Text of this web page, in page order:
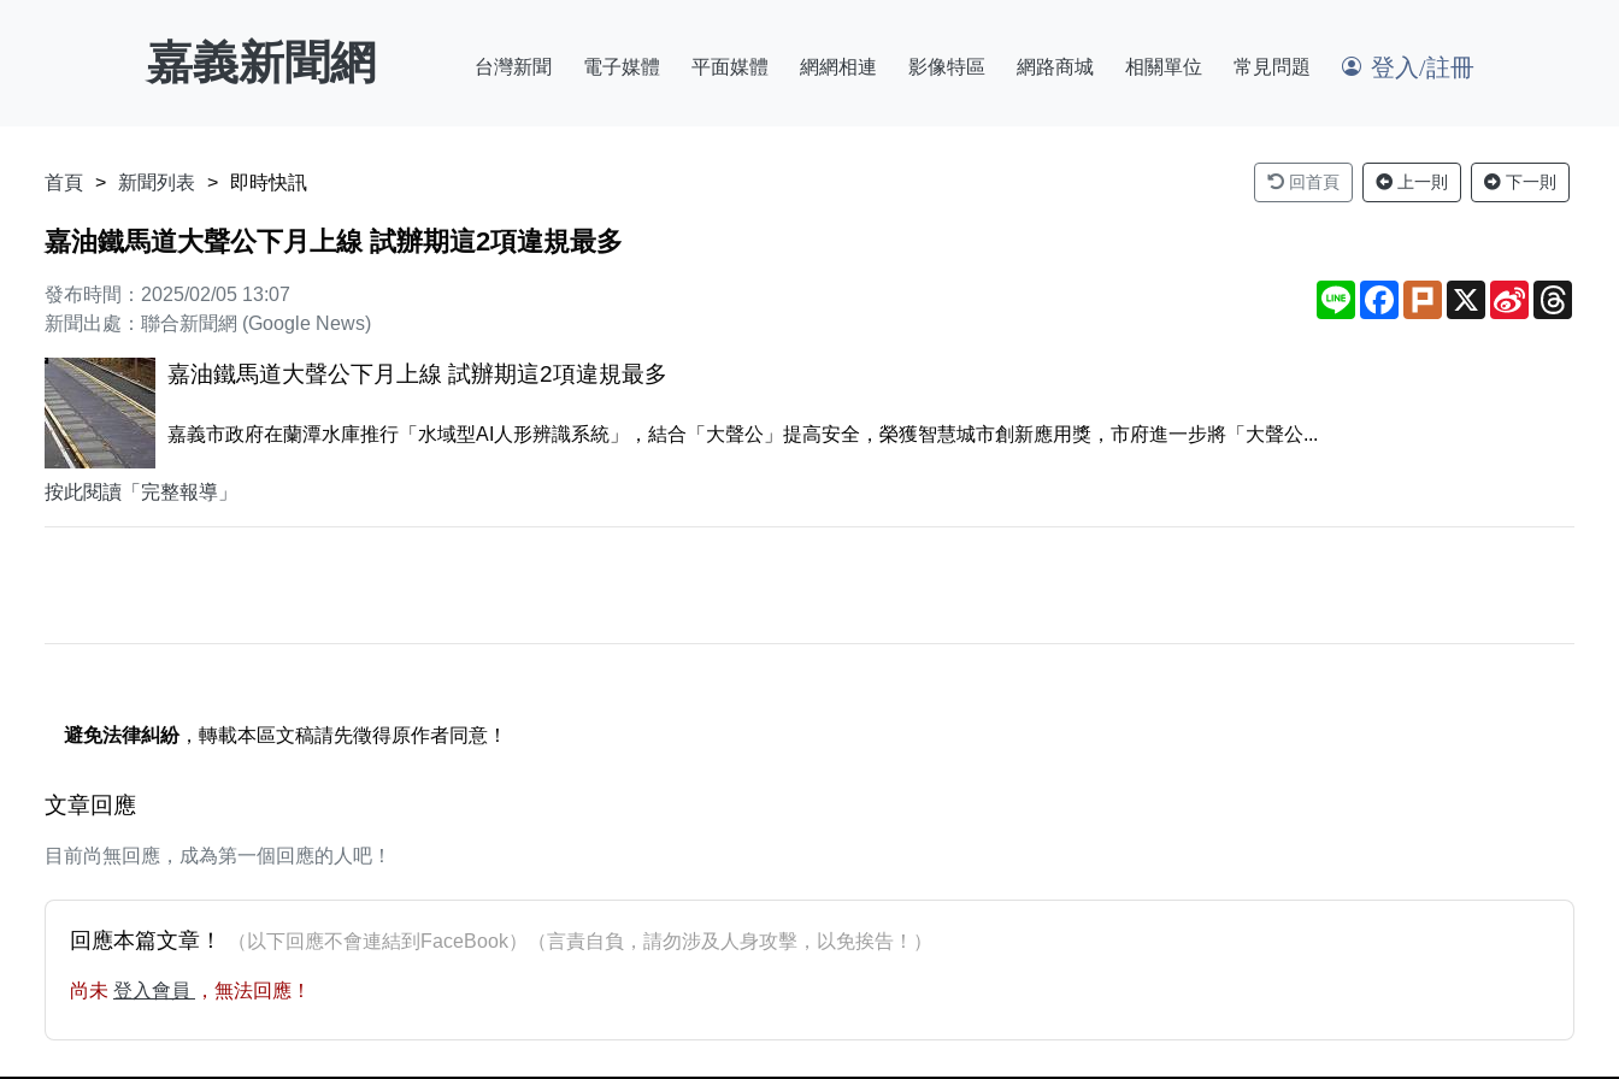
嘉義新聞網 台灣新聞 電子媒體 平面媒體 網網相連 影像特區 網路商城 相關單位 常見問題 登入/註冊
首頁 新聞列表 即時快訊 回首頁 上一則 下一則
嘉油鐵馬道大聲公下月上線 試辦期這2項違規最多
發布時間：2025/02/05 13:07
新聞出處：聯合新聞網 (Google News)
Line Facebook
Plurk X
Sina
Weibo
嘉油鐵馬道大聲公下月上線 試辦期這2項違規最多
嘉義市政府在蘭潭水庫推行「水域型AI人形辨識系統」，結合「大聲公」提高安全，榮獲智慧城市創新應用獎，市府進一步將「大聲公...
按此閱讀「完整報導」
避免法律糾紛，轉載本區文稿請先徵得原作者同意！
文章回應
目前尚無回應，成為第一個回應的人吧！
回應本篇文章！ （以下回應不會連結到FaceBook）（言責自負，請勿涉及人身攻擊，以免挨告！）
尚未 登入會員 ，無法回應！